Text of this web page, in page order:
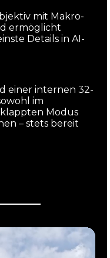
mit Makro-
ermöglicht
Details in AI-
einer internen 32-
im
Modus
– stets bereit